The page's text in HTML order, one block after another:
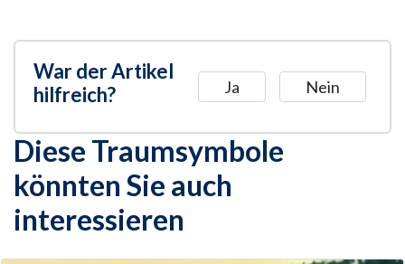
War der Artikel
hilfreich?
Ja Nein
Diese Traumsymbole
könnten Sie auch
interessieren